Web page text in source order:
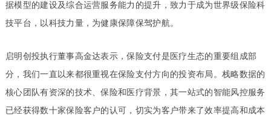
据模型的建设及综合运营服务能力的提升，致力于成为世界级保险科
技平台，以科技力量，为健康保障保驾护航。
启明创投执行董事高金达表示，保险支付是医疗生态的重要组成部
分，我们一直以来都很重视在保险支付方向的投资布局。栈略数据的
核心团队有资深的技术、保险和医疗背景，其一站式的智能风控服务
已经获得数十家保险客户的认可，切实为客户带来了效率提高和成本